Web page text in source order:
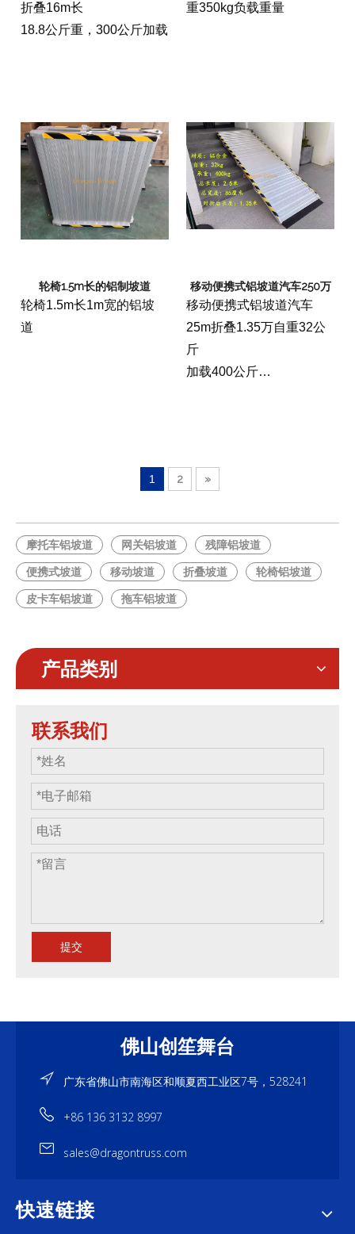
折叠16m长
18.8公斤重，300公斤加载
重350kg负载重量
轮椅1.5m长的铝制坡道
轮椅1.5m长1m宽的铝坡
道
移动便携式铝坡道汽车250万
移动便携式铝坡道汽车
25m折叠1.35万自重32公
斤
加载400公斤
1 2 »
摩托车铝坡道 网关铝坡道 残障铝坡道
便携式坡道 移动坡道 折叠坡道 轮椅铝坡道
皮卡车铝坡道 拖车铝坡道
产品类别
联系我们
提交
佛山创笙舞台
广东省佛山市南海区和顺夏西工业区7号，528241
+86 136 3132 8997
sales@dragontruss.com
快速链接